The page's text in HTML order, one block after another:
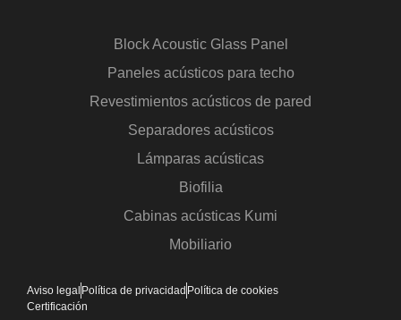
Block Acoustic Glass Panel
Paneles acústicos para techo
Revestimientos acústicos de pared
Separadores acústicos
Lámparas acústicas
Biofilia
Cabinas acústicas Kumi
Mobiliario
Aviso legal Política de privacidad Política de cookies
Certificación